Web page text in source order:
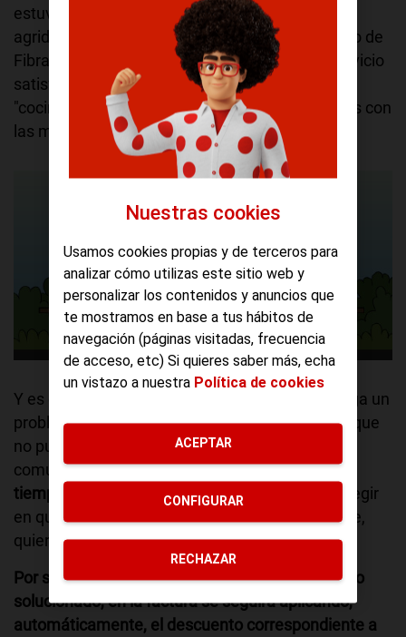
estuviese en su punto y nos dejase un sabor
agridulce al probarlo? ¿Qué ocurriría si el servicio de
Fibra o ADSL de Pepephone no nos diese el servicio
satisfactorio por el que habíamos pagado? El
"cocinero" Pepe no iba a dejar que nos fuésemos con
las manos vacías.
Y es que, a partir de ahora, todo cliente que tenga un
problema con su servicio de Fibra o ADSL en el que
no pueda navegar o no sincronice, y nos lo
comunique, tendrá1GB gratis al día, durante el
tiempo que dure la incidencia.El titular podrá elegir
en qué línea móvil, de las que estén a su nombre,
quiere que se incluya este GB diario.
Por supuesto, una vez que el problema haya sido
solucionado, en la factura se seguirá aplicando,
automáticamente, el descuento correspondiente a
Nuestras cookies
Usamos cookies propias y de terceros para
analizar cómo utilizas este sitio web y
personalizar los contenidos y anuncios que
te mostramos en base a tus hábitos de
navegación (páginas visitadas, frecuencia
de acceso, etc) Si quieres saber más, echa
un vistazo a nuestra Política de cookies
RECHAZAR
ACEPTAR
CONFIGURAR